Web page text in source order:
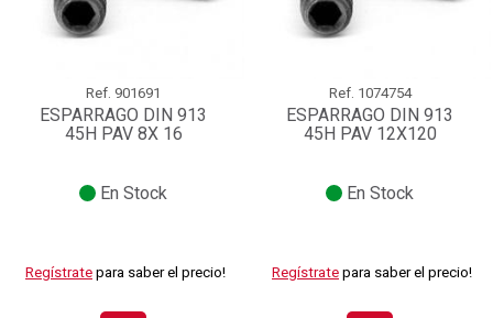
Ref. 901691
ESPARRAGO DIN 913
45H PAV 8X 16
En Stock
Regístrate para saber el precio!
Ref. 1074754
ESPARRAGO DIN 913
45H PAV 12X120
En Stock
Regístrate para saber el precio!